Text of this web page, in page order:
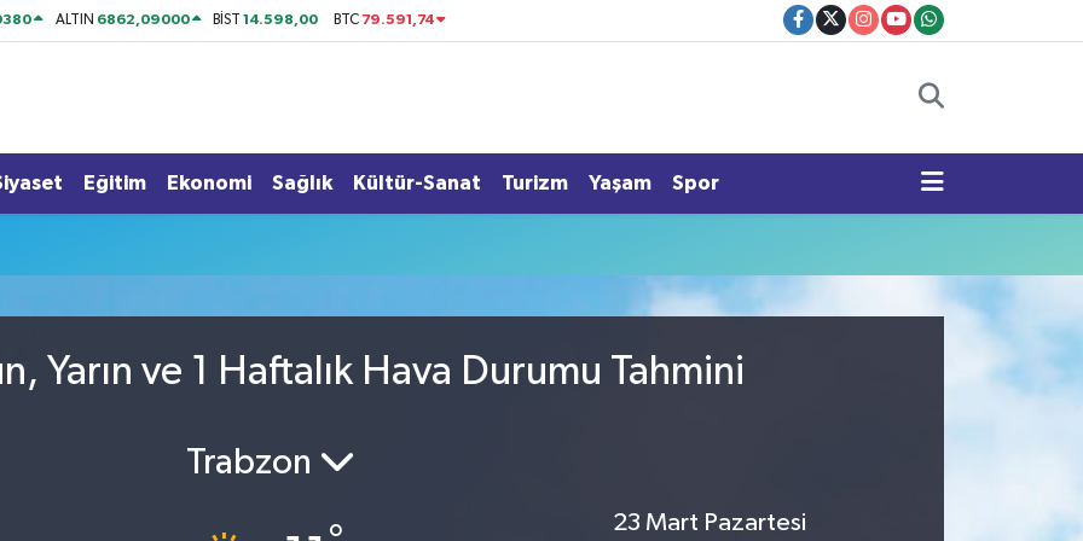
ALTIN 6862,09000 BİST14.598,00 BTC 79.591,74
Eğitim Ekonomi Sağlık Kültür-Sanat Turizm Yaşam Spor
Yarın ve 1 Haftalık Hava Durumu Tahmini
Trabzon
23 Mart Pazartesi